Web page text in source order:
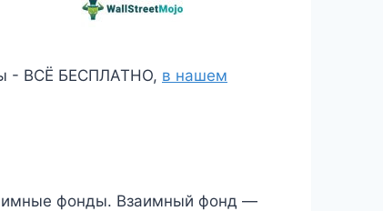
- ВСЁ БЕСПЛАТНО, в нашем
фонды. Взаимный фонд —